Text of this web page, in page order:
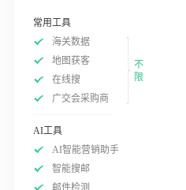
常用工具
海关数据
地图获客
在线搜
广交会采购商
不
限
AI工具
AI智能营销助手
智能搜邮
邮件检测